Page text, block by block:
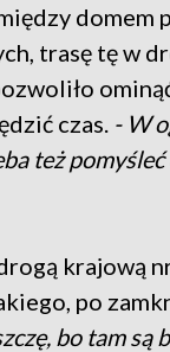
domem
trasę tę w
czas. - W
też
krajową
po
bo tam są